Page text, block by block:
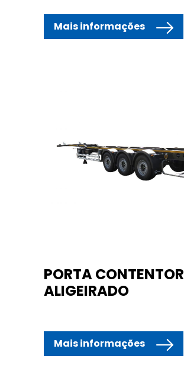
Mais informações
PORTA CONTENTOR
ALIGEIRADO
Mais informações